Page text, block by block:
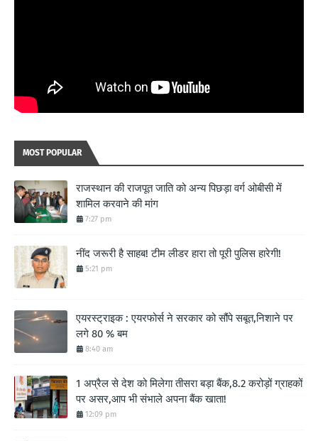
MOST POPULAR
राजस्थान की राजपूत जाति को अन्य पिछड़ा वर्ग ओबीसी में
शामिल करवाने की मांग
7:27 pm
नींद जरूरी है साहब! टीम लीडर हारा तो पूरी पुलिस हारेगी!
5:21 pm
एयरस्ट्राइक : एयरफोर्स ने सरकार को सौंपे सबूत,निशाने पर
लगे 80 % बम
8:40 am
1 अप्रैल से देश को मिलेगा तीसरा बड़ा बैंक,8.2 करोड़ों ग्राहकों
पर असर,आप भी संभाले अपना बैंक खाता!
12:09 pm